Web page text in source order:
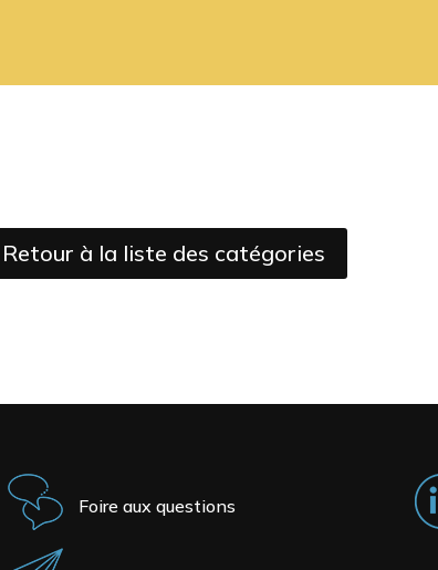
Retour à la liste des catégories
Foire aux questions